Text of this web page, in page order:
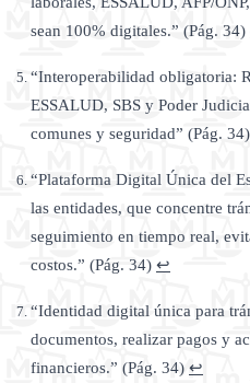
sean 100% digitales.” (Pág. 34)
“Interoperabilidad obligatoria:
ESSALUD, SBS y Poder
comunes y seguridad” (Pág. 34)
“Plataforma Digital Única del
las entidades, que concentre
seguimiento en tiempo real,
costos.” (Pág. 34) ↩
“Identidad digital única para
documentos, realizar pagos y
financieros.” (Pág. 34) ↩